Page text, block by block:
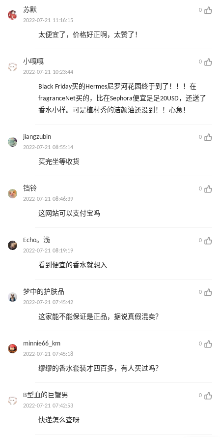
苏默
0
2022-07-21 11:16:15
太便宜了，价格好正啊，太赞了！
小嘎嘎
0
2022-07-21 10:23:44
Black Friday买的Hermes尼罗河花园终于到了！！！在
fragranceNet买的，比在Sephora便宜足足20USD，还送了
香水小样。可是植村秀的洁颜油还没到！！心急！ ​
jiangzubin
0
2022-07-21 08:55:14
买完坐等收货
铛铃
0
2022-07-21 08:46:39
这网站可以支付宝吗
Echo。浅
0
2022-07-21 08:19:19
看到便宜的香水就想入
梦中的护肤品
0
2022-07-21 07:45:42
这家能不能保证是正品，据说真假混卖？
minnie66_km
0
2022-07-21 07:45:18
缪缪的香水套装才四百多，有人买过吗？
B型血的巨蟹男
0
2022-07-21 07:42:53
快递怎么查呀